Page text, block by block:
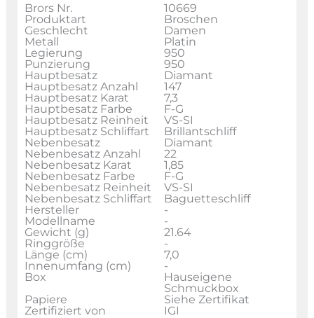
Brors Nr.
10669
Produktart
Broschen
Geschlecht
Damen
Metall
Platin
Legierung
950
Punzierung
950
Hauptbesatz
Diamant
Hauptbesatz Anzahl
147
Hauptbesatz Karat
7,3
Hauptbesatz Farbe
F-G
Hauptbesatz Reinheit
VS-SI
Hauptbesatz Schliffart
Brillantschliff
Nebenbesatz
Diamant
Nebenbesatz Anzahl
22
Nebenbesatz Karat
1,85
Nebenbesatz Farbe
F-G
Nebenbesatz Reinheit
VS-SI
Nebenbesatz Schliffart
Baguetteschliff
Hersteller
-
Modellname
-
Gewicht (g)
21.64
Ringgröße
-
Länge (cm)
7,0
Innenumfang (cm)
-
Box
Hauseigene
Schmuckbox
Papiere
Siehe Zertifikat
Zertifiziert von
IGI